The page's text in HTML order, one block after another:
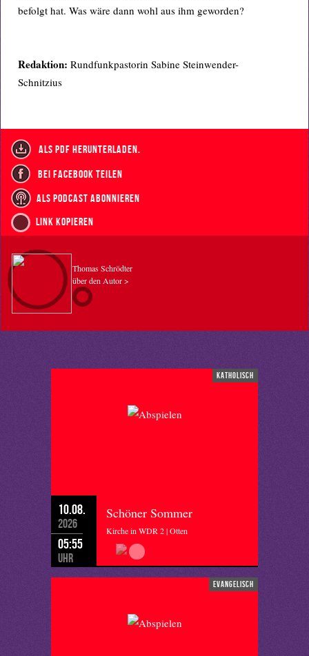
befolgt hat. Was wäre dann wohl aus ihm geworden?
Redaktion: Rundfunkpastorin Sabine Steinwender-
Schnitzius
als PDF herunterladen.
bei Facebook teilen
als Podcast abonnieren
Link kopieren
Thomas Schrödter
über den Autor >
katholisch
10.08.
2026
05:55
Uhr
Schöner Sommer
Kirche in WDR 2 | Otten
evangelisch